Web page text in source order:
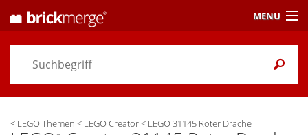
< LEGO Themen < LEGO Creator< LEGO 31145 Roter Drache
MENU
Preisvergleich
Themen/ Händler